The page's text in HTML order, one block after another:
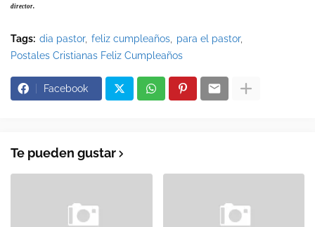
director.
Tags: dia pastor feliz cumpleaños
para el pastor
Postales Cristianas Feliz Cumpleaños
Facebook
Te pueden gustar